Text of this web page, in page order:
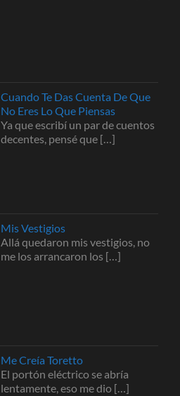
Cuando Te Das Cuenta De Que
No Eres Lo Que Piensas
Ya que escribí un par de cuentos
decentes, pensé que […]
Mis Vestigios
Allá quedaron mis vestigios, no
me los arrancaron los […]
Me Creía Toretto
El portón eléctrico se abría
lentamente, eso me dio […]